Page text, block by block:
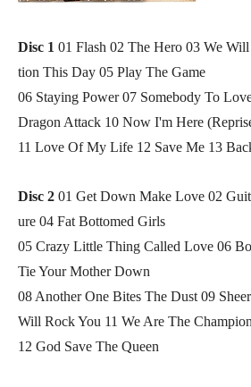
Disc 1 01 Flash 02 The Hero 03 We
tion This Day 05 Play The Game
06 Staying Power 07 Somebody To
Dragon Attack 10 Now I'm Here
11 Love Of My Life 12 Save Me 13
Disc 2 01 Get Down Make Love 02
ure 04 Fat Bottomed Girls
05 Crazy Little Thing Called Love 06
Tie Your Mother Down
08 Another One Bites The Dust 09
Will Rock You 11 We Are The
12 God Save The Queen